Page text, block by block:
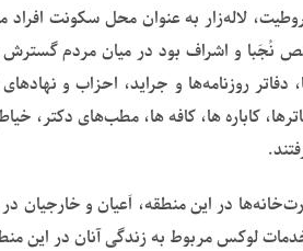
لاله‌زار به عنوان محل سکونت
نُجَبا و اشراف بود در میان مردم گسترش
دفاتر روزنامه‌ها و جراید، احزاب و
کاباره ها، کافه ها، مطب‌های
در این منطقه، اَعیان و خارجیان
لوکس مربوط به زندگی آنان در این